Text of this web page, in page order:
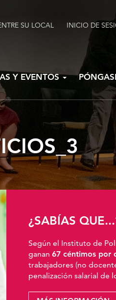
SU LOCAL INICIO DE
Y EVENTOS
¿SABÍAS
Según el Instituto de
ganan 67 céntimos por
trabajadores (no
penalización salarial de